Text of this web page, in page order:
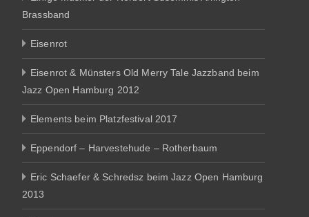
Brassband
Eisenrot
Eisenrot & Münsters Old Merry Tale Jazzband beim
Jazz Open Hamburg 2012
Elements beim Platzfestival 2017
Eppendorf – Harvestehude – Rotherbaum
Eric Schaefer & Schredsz beim Jazz Open Hamburg
2013